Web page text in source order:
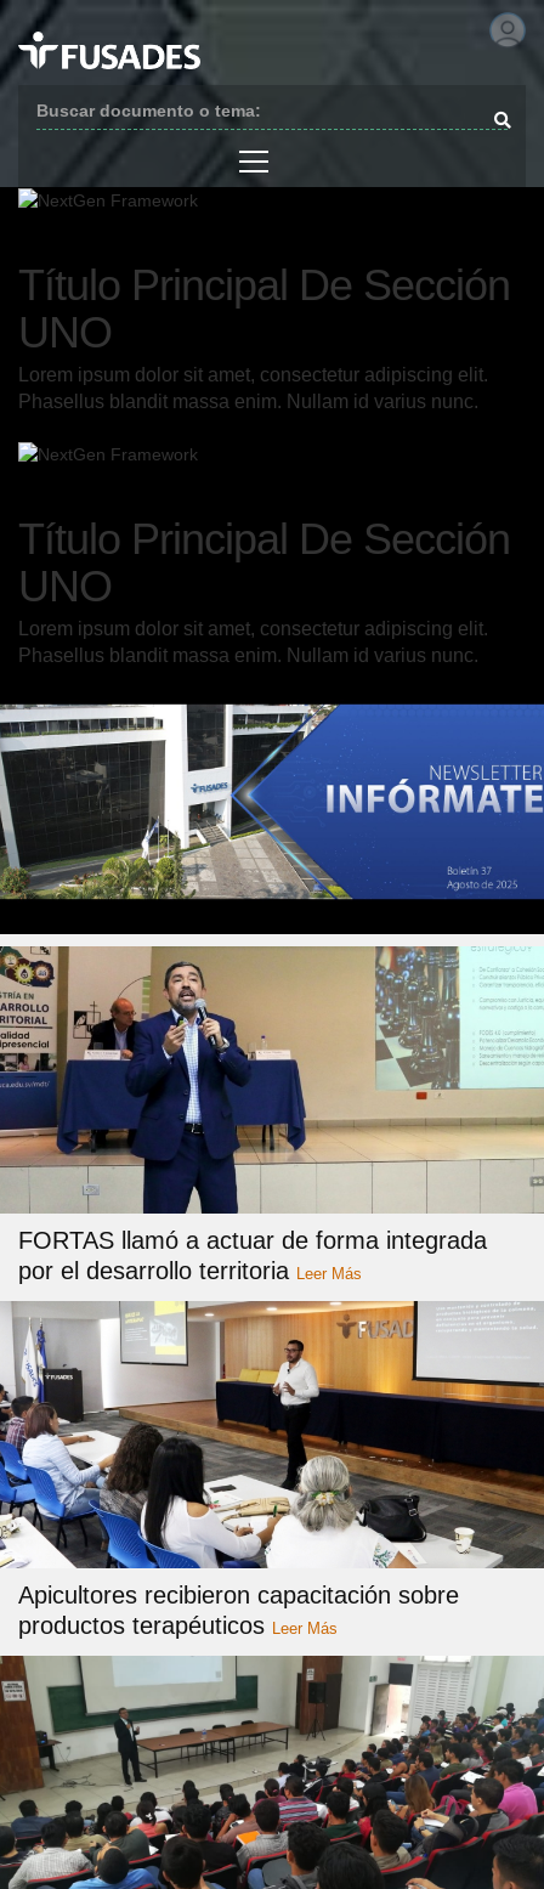
Buscar documento o tema:
Título Principal De Sección
UNO
Lorem ipsum dolor sit amet, consectetur adipiscing elit.
Phasellus blandit massa enim. Nullam id varius nunc.
Título Principal De Sección
UNO
Lorem ipsum dolor sit amet, consectetur adipiscing elit.
Phasellus blandit massa enim. Nullam id varius nunc.
FORTAS llamó a actuar de forma integrada
por el desarrollo territoria Leer Más
Apicultores recibieron capacitación sobre
productos terapéuticos Leer Más